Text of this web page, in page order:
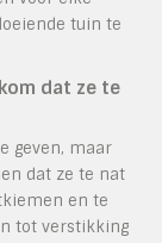
tuin te
dat ze te
geven, maar
dat ze te nat
en te
tot verstikking